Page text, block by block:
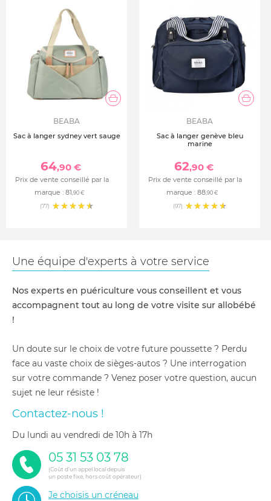
BEABA
Sac à langer sydney vert sauge
64,90 €
Prix de vente conseillé par la
marque : 81,90 €
(77)
BEABA
Sac à langer genève bleu
marine
62,90 €
Prix de vente conseillé par la
marque : 88,90 €
(97)
Une équipe d'experts à votre service
Nos experts en puériculture vous conseillent et vous
accompagnent tout au long de votre visite sur allobébé
!
Un doute sur le choix de votre future poussette ? Perdu
face au vaste choix de sièges-autos ? Une interrogation
sur votre commande ? Venez poser votre question, aucun
sujet ne leur résiste !
Contactez-nous !
du lundi au vendredi de 10h à 17h
05 31 53 03 78
(Coût d'un appel local depuis
un poste fixe, hors coût opérateur)
Je choisis un créneau